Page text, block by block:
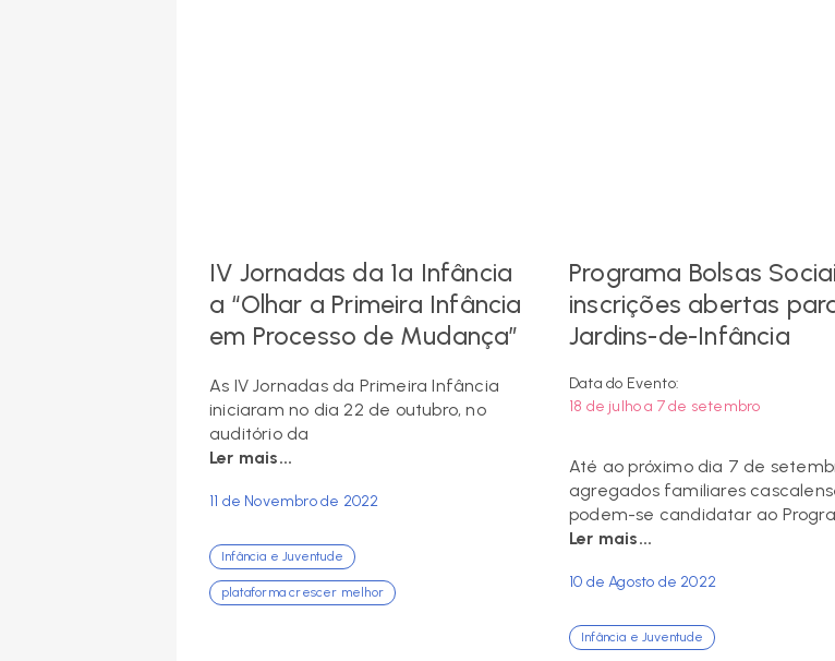
IV Jornadas da 1ª Infância
a “Olhar a Primeira Infância
em Processo de Mudança”
As IV Jornadas da Primeira Infância
iniciaram no dia 22 de outubro, no
auditório da
Ler mais...
11 de Novembro de 2022
Infância e Juventude
plataforma crescer melhor
Programa Bolsas
inscrições abertas
Jardins-de-Infância
Data do Evento:
18 de julho a 7 de setembro
Até ao próximo dia 7 de
agregados familiares
podem-se candidatar ao
Ler mais...
10 de Agosto de 2022
Infância e Juventude